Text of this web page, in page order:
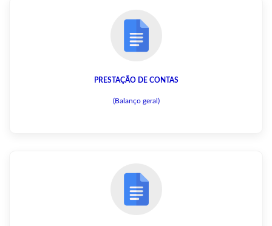
PRESTAÇÃO DE CONTAS
(Balanço geral)